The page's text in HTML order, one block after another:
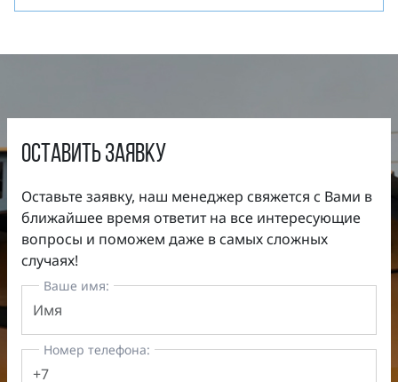
оставить заявку
Оставьте заявку, наш менеджер свяжется с Вами в
ближайшее время ответит на все интересующие
вопросы и поможем даже в самых сложных
случаях!
Ваше имя:
Номер телефона: